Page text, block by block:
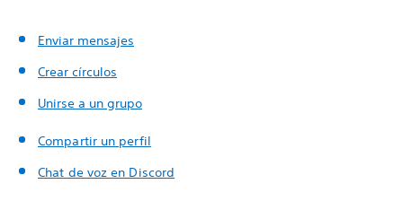
Enviar mensajes
Crear círculos
Unirse a un grupo
Compartir un perfil
Chat de voz en Discord